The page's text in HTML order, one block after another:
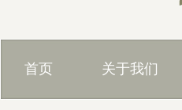
首页 关于我们